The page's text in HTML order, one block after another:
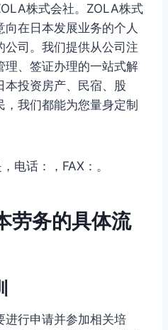
株式会社。ZOLA株式
在日本发展业务的个人
司。我们提供从公司注
理、签证办理的一站式解
本投资房产、民宿、股
，我们都能为您量身定制
电话：，FAX：。
劳务的具体流
进行申请并参加相关培